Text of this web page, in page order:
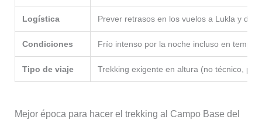
Logística Prever retrasos en los vuelos a Lukla y
Condiciones Frío intenso por la noche incluso en
Tipo de viaje Trekking exigente en altura (no técnico,
Mejor época para hacer el trekking al Campo Base del